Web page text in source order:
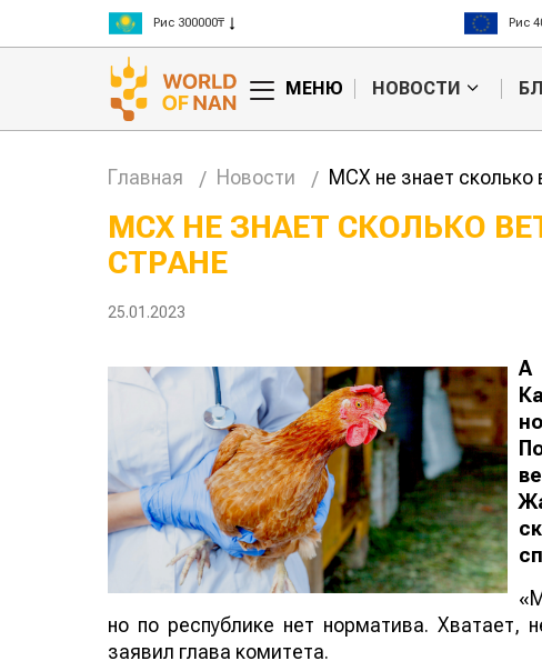
Рис 300000₸
Рис
МЕНЮ НОВОСТИ
Главная Новости МСХ не знает сколько
МСХ НЕ ЗНАЕТ СКОЛЬКО
СТРАНЕ
25.01.2023
А
но по республике нет норматива. Хватает,
заявил глава комитета.